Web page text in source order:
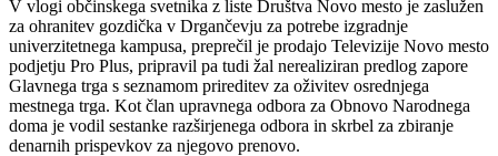
V vlogi občinskega svetnika z liste Društva Novo mesto je zaslužen
za ohranitev gozdička v Drgančevju za potrebe izgradnje
univerzitetnega kampusa, preprečil je prodajo Televizije Novo mesto
podjetju Pro Plus, pripravil pa tudi žal nerealiziran predlog zapore
Glavnega trga s seznamom prireditev za oživitev osrednjega
mestnega trga. Kot član upravnega odbora za Obnovo Narodnega
doma je vodil sestanke razširjenega odbora in skrbel za zbiranje
denarnih prispevkov za njegovo prenovo.